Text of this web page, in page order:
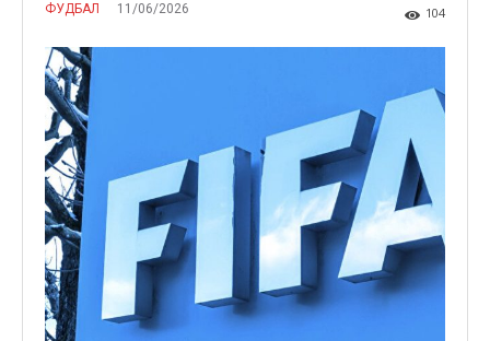
ФУДБАЛ 11/06/2026 104